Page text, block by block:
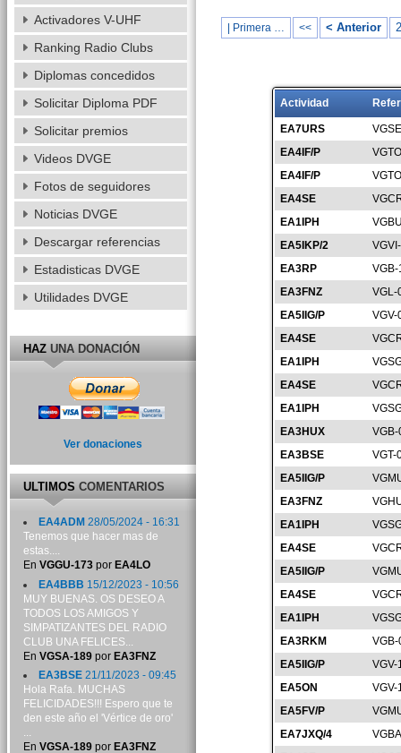
| Primera … << < Anterior
Actividad
EA7URS
EA4IF/P
EA4IF/P
EA4SE
EA1IPH
EA5IKP/2
EA3RP
EA3FNZ
VGL-
EA5IIG/P
VGV-
EA4SE
EA1IPH
EA4SE
EA1IPH
EA3HUX
EA3BSE
VGT-
EA5IIG/P
EA3FNZ
EA1IPH
EA4SE
EA5IIG/P
EA4SE
EA1IPH
EA3RKM
EA5IIG/P
VGV-
EA5ON
VGV-
EA5FV/P
EA7JXQ/4
Activadores V-UHF
Ranking Radio Clubs
Diplomas concedidos
Solicitar Diploma PDF
Solicitar premios
Videos DVGE
Fotos de seguidores
Noticias DVGE
Descargar referencias
Estadisticas DVGE
Utilidades DVGE
HAZUNA DONACIÓN
Ver donaciones
ULTIMOSCOMENTARIOS
EA4ADM 28/05/2024 - 16:31
Tenemos que hacer mas de
estas....
En VGGU-173por EA4LO
EA4BBB 15/12/2023 - 10:56
MUY BUENAS. OS DESEO A
TODOS LOS AMIGOS Y
SIMPATIZANTES DEL RADIO
CLUB UNA FELICES...
En VGSA-189por EA3FNZ
EA3BSE21/11/2023 - 09:45
Hola Rafa. MUCHAS
FELICIDADES!!! Espero que te
den este año el 'Vértice de oro'
...
En VGSA-189por EA3FNZ